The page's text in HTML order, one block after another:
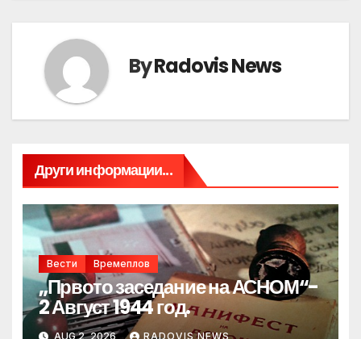
ByRadovis News
Други информации...
Вести Времеплов
„Првото заседание на АСНОМ“-
2 Август 1944 год.
AUG 2, 2026 RADOVIS NEWS